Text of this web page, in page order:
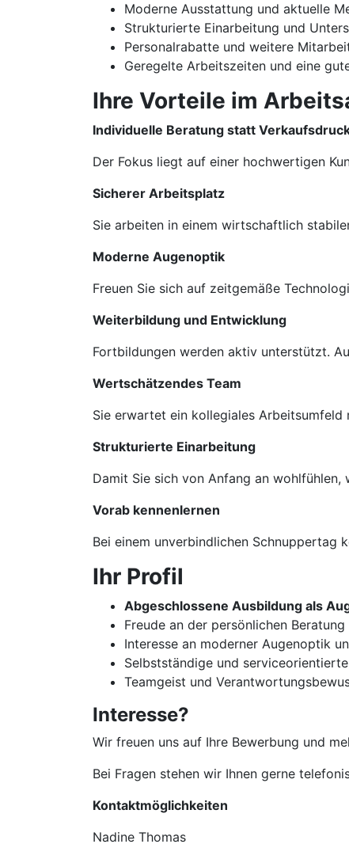
Moderne Ausstattung und aktuelle
Strukturierte Einarbeitung und
Personalrabatte und weitere
Geregelte Arbeitszeiten und eine
Ihre Vorteile im
Individuelle Beratung statt
Der Fokus liegt auf einer hochwertigen
Sicherer Arbeitsplatz
Sie arbeiten in einem wirtschaftlich
Moderne Augenoptik
Freuen Sie sich auf zeitgemäße
Weiterbildung und Entwicklung
Fortbildungen werden aktiv unterstützt.
Wertschätzendes Team
Sie erwartet ein kollegiales Arbeitsumfeld
Strukturierte Einarbeitung
Damit Sie sich von Anfang an
Vorab kennenlernen
Bei einem unverbindlichen Schnuppertag
Ihr Profil
Abgeschlossene Ausbildung als
Freude an der persönlichen
Interesse an moderner Augenoptik
Selbstständige und
Teamgeist und
Interesse?
Wir freuen uns auf Ihre Bewerbung und
Bei Fragen stehen wir Ihnen gerne
Kontaktmöglichkeiten
Nadine Thomas